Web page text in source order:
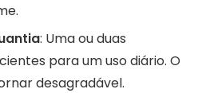
: Uma ou duas
para um uso diário. O
desagradável.